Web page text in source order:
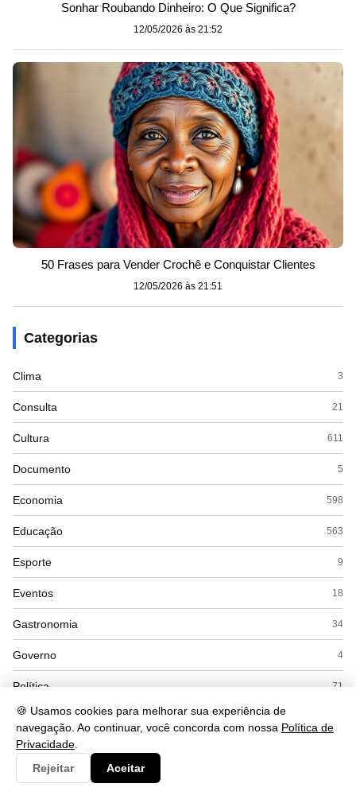
🍪 Usamos cookies para melhorar sua experiência de
navegação. Ao continuar, você concorda com nossa Política de
Privacidade
Rejeitar
Aceitar
Sonhar Roubando Dinheiro: O Que Significa?
12/05/2026 às 21:52
50 Frases para Vender Crochê e Conquistar Clientes
12/05/2026 às 21:51
Categorias
Clima 3
Consulta 21
Cultura 611
Documento 5
Economia 598
Educação 563
Esporte 9
Eventos 18
Gastronomia 34
Governo 4
Política 71
Saúde
Segurança
Tecnologia